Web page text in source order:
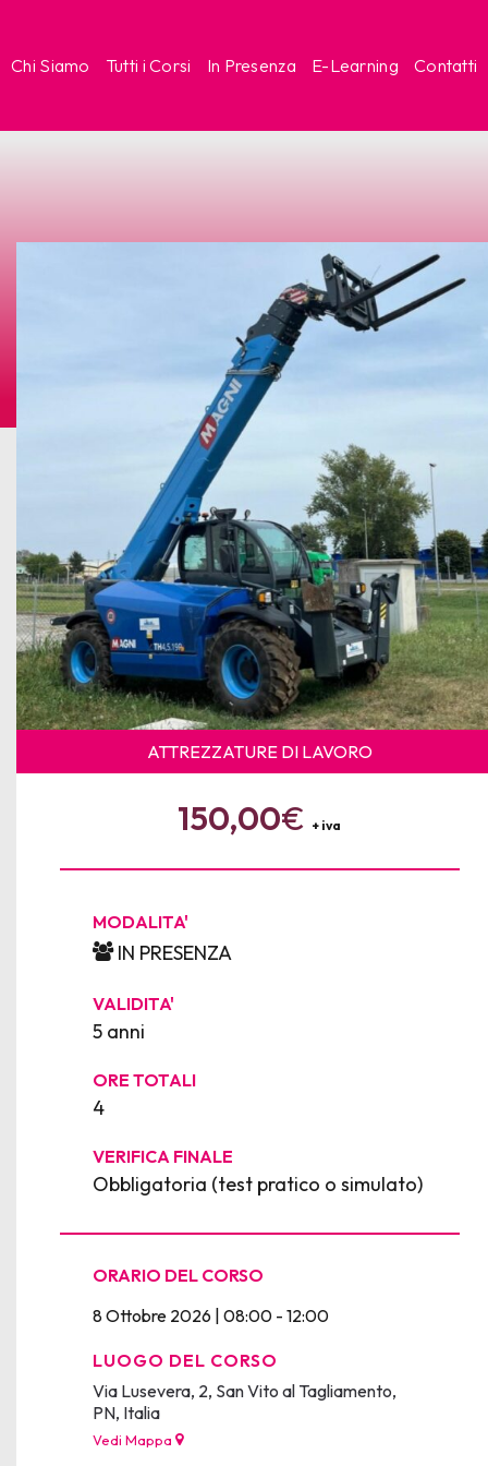
Chi Siamo Tutti i Corsi In Presenza E-Learning Contatti
ATTREZZATURE DI LAVORO
150,00€ + iva
MODALITA'
IN PRESENZA
VALIDITA'
5 anni
ORE TOTALI
4
VERIFICA FINALE
Obbligatoria (test pratico o simulato)
ORARIO DEL CORSO
8 Ottobre 2026 | 08:00 - 12:00
LUOGO DEL CORSO
Via Lusevera, 2, San Vito al Tagliamento,
PN, Italia
Vedi Mappa